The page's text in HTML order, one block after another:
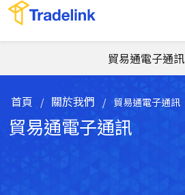
貿易通電子通訊
首頁 / 關於我們 / 貿易通電子通訊
貿易通電子通訊